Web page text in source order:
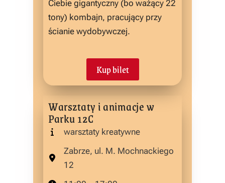
Ciebie gigantyczny (bo ważący 22
tony) kombajn, pracujący przy
ścianie wydobywczej.
Kup bilet
Warsztaty i animacje w
Parku 12C
warsztaty kreatywne
Zabrze, ul. M. Mochnackiego
12